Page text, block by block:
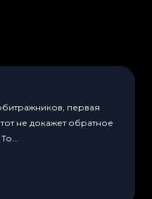
первая
не докажет обратное